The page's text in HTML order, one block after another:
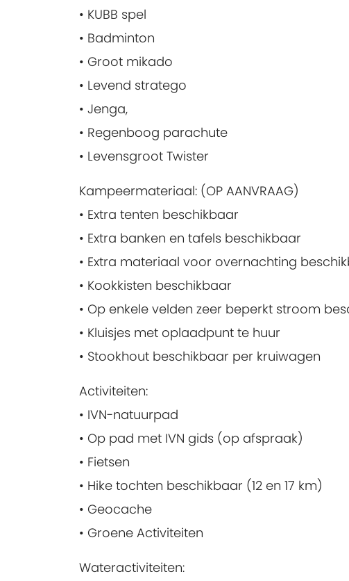
• KUBB spel
• Badminton
• Groot mikado
• Levend stratego
• Jenga,
• Regenboog parachute
• Levensgroot Twister
Kampeermateriaal: (OP AANVRAAG)
• Extra tenten beschikbaar
• Extra banken en tafels beschikbaar
• Extra materiaal voor overnachting
• Kookkisten beschikbaar
• Op enkele velden zeer beperkt stroom
• Kluisjes met oplaadpunt te huur
• Stookhout beschikbaar per kruiwagen
Activiteiten:
• IVN-natuurpad
• Op pad met IVN gids (op afspraak)
• Fietsen
• Hike tochten beschikbaar (12 en 17 km)
• Geocache
• Groene Activiteiten
Wateractiviteiten: